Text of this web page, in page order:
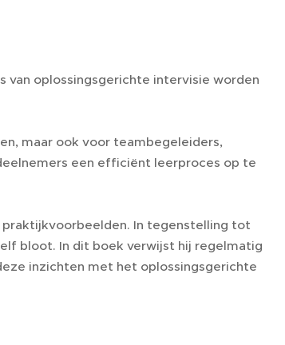
van oplossingsgerichte intervisie worden
maar ook voor teambegeleiders,
een efficiënt leerproces op te
In tegenstelling tot
bloot. In dit boek verwijst hij regelmatig
inzichten met het oplossingsgerichte